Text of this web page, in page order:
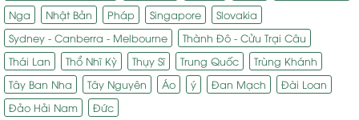
Nga
Nhật Bản Pháp Singapore
Slovakia
Sydney - Canberra - Melbourne
Thành Đô - Cửu Trại Câu
Thái Lan
Thổ Nhĩ Kỳ Thụy Sĩ Trung Quốc
Trùng Khánh
Tây Ban Nha
Tây Nguyên Áo ý Đan Mạch
Đài Loan
Đảo Hải Nam
Đức